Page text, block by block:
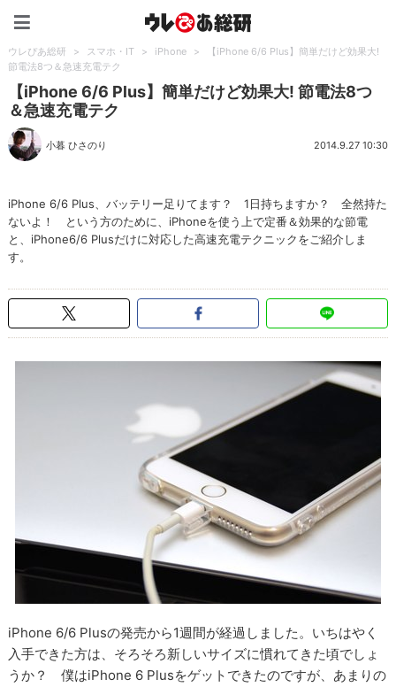
ウレぴあ総研 > スマホ・IT > iPhone >
【iPhone 6/6 Plus】簡単だけど効果大!
節電法8つ＆急速充電テク
【iPhone 6/6 Plus】簡単だけど効果大! 節電法8つ
＆急速充電テク
小暮 ひさのり 2014.9.27 10:30
iPhone 6/6 Plus、バッテリー足りてます？ 1日持ちますか？ 全然持た
ないよ！ という方のために、iPhoneを使う上で定番＆効果的な節電
と、iPhone6/6 Plusだけに対応した高速充電テクニックをご紹介しま
す。
iPhone 6/6 Plusの発売から1週間が経過しました。いちはやく
入手できた方は、そろそろ新しいサイズに慣れてきた頃でしょ
うか？ 僕はiPhone 6 Plusをゲットできたのですが、あまりの